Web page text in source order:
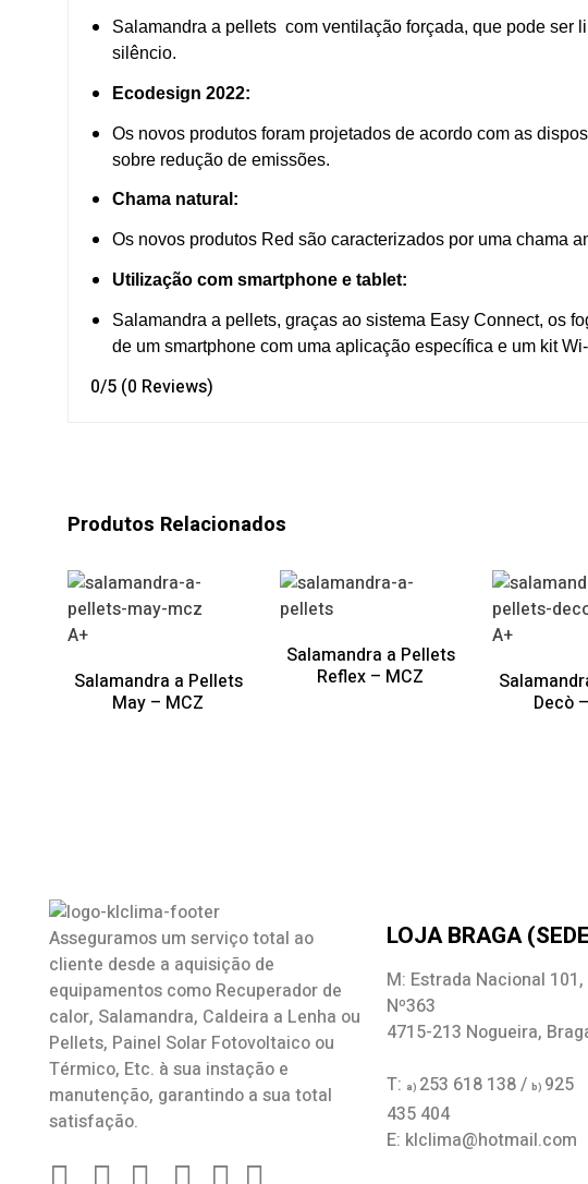
Salamandra a pellets com ventilação forçada, que pode ser
silêncio.
Ecodesign 2022:
Os novos produtos foram projetados de acordo com as
sobre redução de emissões.
Chama natural:
Os novos produtos Red são caracterizados por uma chama
Utilização com smartphone e tablet:
Salamandra a pellets, graças ao sistema Easy Connect, os
de um smartphone com uma aplicação específica e um kit
0/5 (0 Reviews)
Produtos Relacionados
A+
Salamandra a Pellets
May – MCZ
Salamandra a Pellets
Reflex – MCZ
A+
Decò
Asseguramos um serviço total ao
cliente desde a aquisição de
equipamentos como Recuperador de
calor, Salamandra, Caldeira a Lenha ou
Pellets, Painel Solar Fotovoltaico ou
Térmico, Etc. à sua instação e
manutenção, garantindo a sua total
satisfação.
LOJA BRAGA
M: Estrada Nacional 101,
Nº363
4715-213 Nogueira,
T: a) 253 618 138 /b) 925
435 404
E: klclima@hotmail.com